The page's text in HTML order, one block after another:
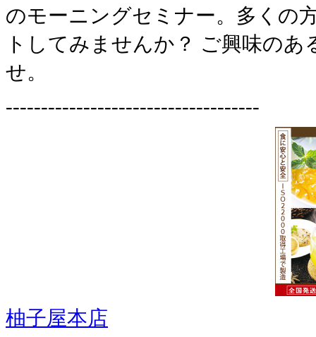
のモーニングセミナー。多くの
トしてみませんか？ ご興味の
せ。
------------------------------------
柚子屋本店